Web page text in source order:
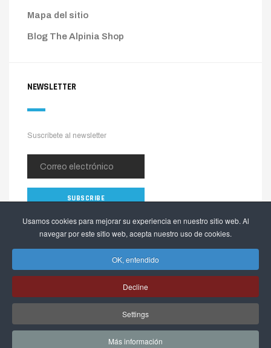
Usamos cookies para mejorar su experiencia en nuestro sitio web. Al
navegar por este sitio web, acepta nuestro uso de cookies.
OK, entendido
Decline
Settings
Más información
Mapa del sitio
Blog The Alpinia Shop
NEWSLETTER
Suscríbete al newsletter
Copyright © 2026 The Alpinia Shop. Todos los derechos reservados.
Webactualizable.com